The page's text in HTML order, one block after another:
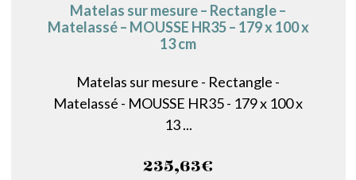
Matelas sur mesure – Rectangle –
Matelassé – MOUSSE HR35 – 179 x 100 x
13 cm
Matelas sur mesure - Rectangle -
Matelassé - MOUSSE HR35 - 179 x 100 x
13 ...
235,63€